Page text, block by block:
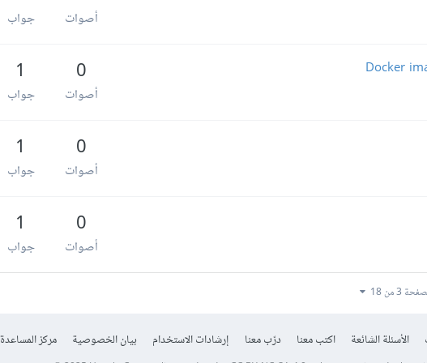
أصوات جواب
0
أصوات
1
جواب
0
أصوات
1
جواب
0
أصوات
1
جواب
3 من 18
الأسئلة الشائعة اكتب معنا درّب معنا إرشادات الاستخدام بيان الخصوصية مركز المساعدة